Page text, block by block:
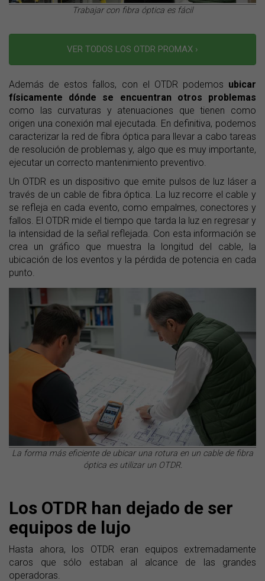
Trabajar con fibra óptica es fácil
VER TODOS LOS OTDR PROMAX ›
Además de estos fallos, con el OTDR podemos ubicar
físicamente dónde se encuentran otros problemas
como las curvaturas y atenuaciones que tienen como
origen una conexión mal ejecutada. En definitiva, podemos
caracterizar la red de fibra óptica para llevar a cabo tareas
de resolución de problemas y, algo que es muy importante,
ejecutar un correcto mantenimiento preventivo.
Un OTDR es un dispositivo que emite pulsos de luz láser a
través de un cable de fibra óptica. La luz recorre el cable y
se refleja en cada evento, como empalmes, conectores y
fallos. El OTDR mide el tiempo que tarda la luz en regresar y
la intensidad de la señal reflejada. Con esta información se
crea un gráfico que muestra la longitud del cable, la
ubicación de los eventos y la pérdida de potencia en cada
punto.
La forma más eficiente de ubicar una rotura en un cable de fibra
óptica es utilizar un OTDR.
Los OTDR han dejado de ser
equipos de lujo
Hasta ahora, los OTDR eran equipos extremadamente
caros que sólo estaban al alcance de las grandes
operadoras.